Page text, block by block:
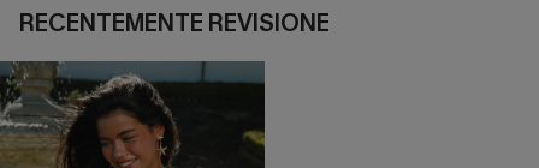
RECENTEMENTE REVISIONE